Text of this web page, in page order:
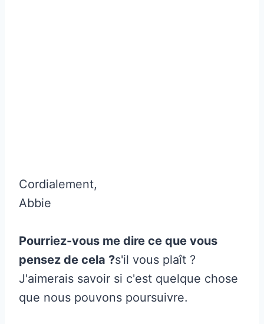
Cordialement,
Abbie
Pourriez-vous me dire ce que vous
pensez de cela ?s'il vous plaît ?
J'aimerais savoir si c'est quelque chose
que nous pouvons poursuivre.